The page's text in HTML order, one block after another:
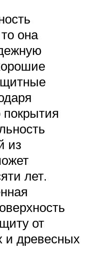
она
из
лет.
от
и древесных